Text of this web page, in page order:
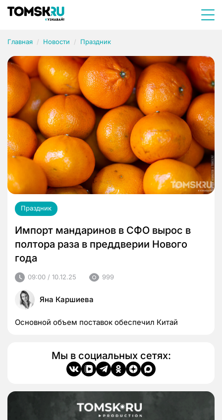
Главная Новости Праздник
Праздник
Импорт мандаринов в СФО вырос в
полтора раза в преддверии Нового
года
09:00 / 10.12.25 999
Яна Каршиева
Основной объем поставок обеспечил Китай
Мы в социальных сетях: